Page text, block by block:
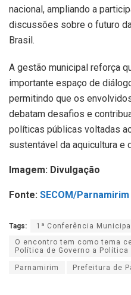
nacional, ampliando a
discussões sobre o futuro
Brasil.
A gestão municipal reforça
importante espaço de
permitindo que os
debatam desafios e
políticas públicas voltadas
sustentável da aquicultura e
Imagem: Divulgação
Fonte: SECOM/Parnamirim
Tags:
1ª Conferência
O encontro tem como tema
Política de Governo a Política
Parnamirim Prefeitura de